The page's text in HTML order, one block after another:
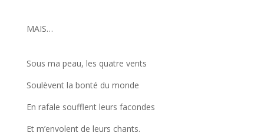
MAIS…
Sous ma peau, les quatre vents
Soulèvent la bonté du monde
En rafale soufflent leurs facondes
Et m’envolent de leurs chants.